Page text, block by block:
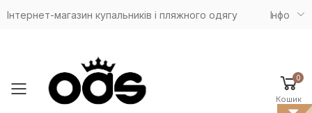
Інтернет-магазин купальників і пляжного одягу Iнфо
Toggle mobile menu
0
Кошик